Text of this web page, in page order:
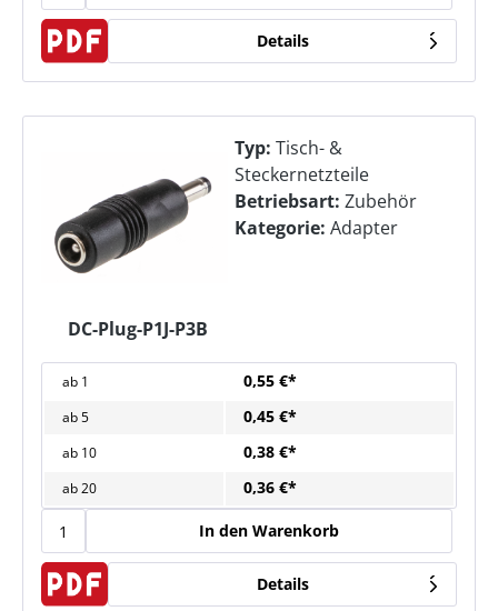
Details
DC-Plug-P1J-P3B
Typ: Tisch- &
Steckernetzteile
Betriebsart: Zubehör
Kategorie: Adapter
ab 1 0,55 €*
ab5 0,45 €*
ab 10 0,38 €*
ab20 0,36 €*
In den Warenkorb
Details